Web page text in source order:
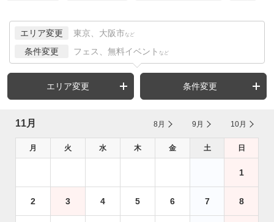
エリア変更 東京、大阪市 など
条件変更 フェス、無料イベント など
エリア変更 条件変更
11月 8月 9月 10月
月 火 水 木 金 土 日
1
2 3 4 5 6 7 8